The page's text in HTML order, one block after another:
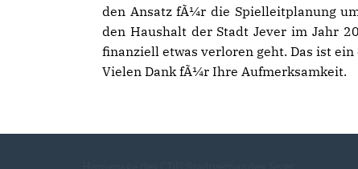
den Ansatz fÃ¼r die Spielleitplanung
den Haushalt der Stadt Jever im Jahr
finanziell etwas verloren geht. Das ist
Vielen Dank fÃ¼r Ihre Aufmerksamkeit.